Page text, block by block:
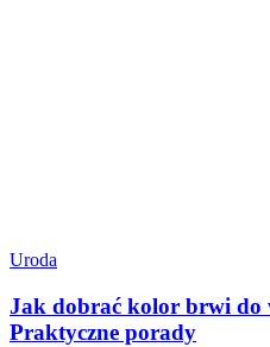
Uroda
Jak dobrać kolor brwi do
Praktyczne porady